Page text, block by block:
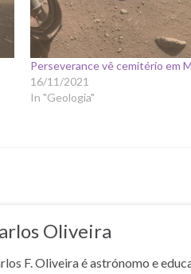
Perseverance vê cemitério em
16/11/2021
In "Geologia"
Oliveira
F. Oliveira é astrónomo e